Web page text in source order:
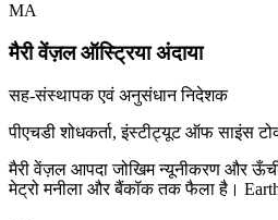
MA
मैरी वेंज़ल ऑस्ट्रिया अंदाया
सह-संस्थापक एवं अनुसंधान निदेशक
पीएचडी शोधकर्ता, इंस्टीट्यूट ऑफ साइंस
मैरी वेंज़ल आपदा जोखिम न्यूनीकरण और ऊँची
मेट्रो मनीला और बैंकॉक तक फैला है।